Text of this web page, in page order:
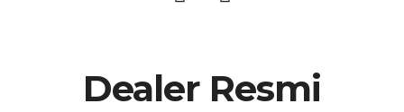
Dealer Resmi